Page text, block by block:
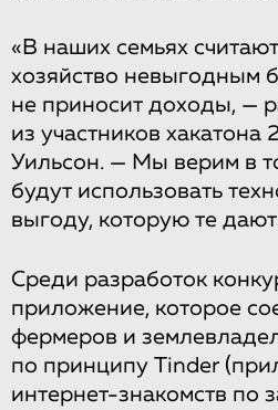
«В наших семьях
хозяйство невыгодным
не приносит доходы, —
из участников
Уильсон. — Мы верим в
будут использовать
выгоду, которую те
Среди разработок
приложение, которое
фермеров и
по принципу Tinder
интернет-знакомств по